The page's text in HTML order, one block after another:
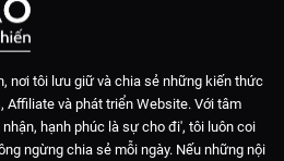
nơi tôi lưu giữ và chia sẻ những kiến thức
Affiliate và phát triển Website. Với tâm
hạnh phúc là sự cho đi', tôi luôn coi
ngừng chia sẻ mỗi ngày. Nếu những nội